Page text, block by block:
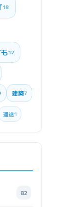
18
12
建築7
運送1
82